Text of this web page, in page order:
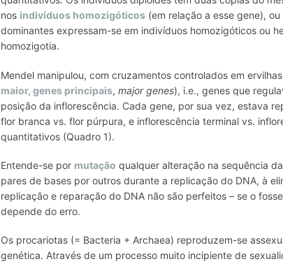
nos indivíduos homozigóticos (em relação a esse gene),
dominantes expressam-se em indivíduos homozigóticos ou
homozigotia.
Mendel manipulou, com cruzamentos controlados em
maior, genes principais,major genes), i.e., genes que
posição da inflorescência. Cada gene, por sua vez, estava
flor branca vs. flor púrpura, e inflorescência terminal vs.
quantitativos (Quadro 1).
Entende-se por mutação qualquer alteração na sequência
pares de bases por outros durante a replicação do DNA, à
replicação e reparação do DNA não são perfeitos – se o
depende do erro.
Os procariotas (= Bacteria + Archaea) reproduzem-se
genética. Através de um processo muito incipiente de